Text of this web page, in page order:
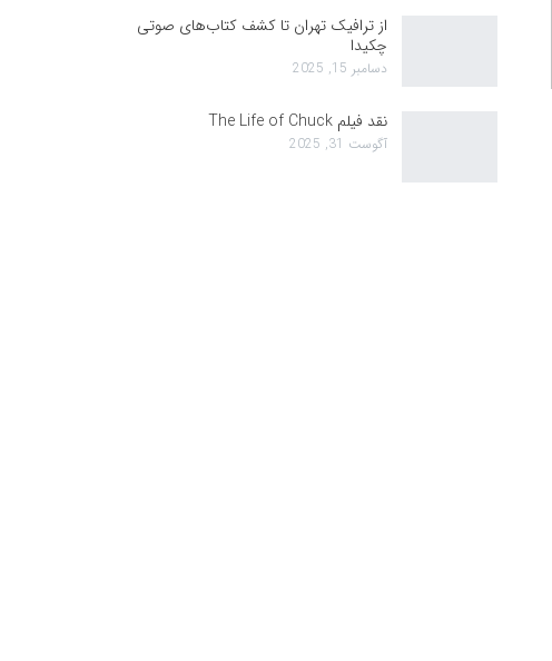
از ترافیک تهران تا کشف کتاب‌های صوتی
چکیدا
دسامبر 15, 2025
نقد فیلم The Life of Chuck
آگوست 31, 2025